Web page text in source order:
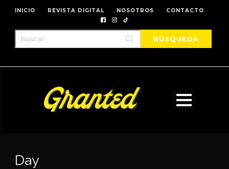
INICIO REVISTA DIGITAL NOSOTROS CONTACTO
Day